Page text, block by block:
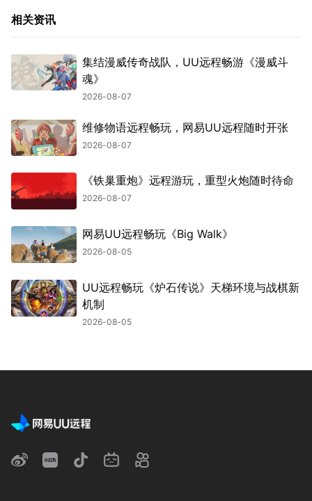
相关资讯
集结漫威传奇战队，UU远程畅游《漫威斗
魂》
2026-08-07
维修物语远程畅玩，网易UU远程随时开张
2026-08-07
《铁巢重炮》远程游玩，重型火炮随时待命
2026-08-07
网易UU远程畅玩《Big Walk》
2026-08-05
UU远程畅玩《炉石传说》天梯环境与战棋新
机制
2026-08-05